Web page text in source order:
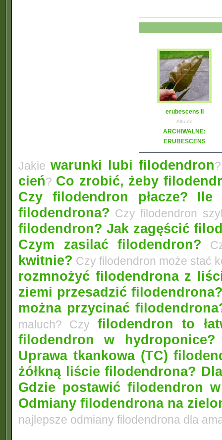
erubescens II
Album:
ARCHIWALNE:
ERUBESCENS
Jakie warunki lubi filodendron
cień? Co zrobić, żeby
Czy filodendron płacze?
Ile
filodendrona? Czy filodendron
filodendron? Jak zagęścić
Czym zasilać filodendron?
kwitnie? Czy filodendron może stać
rozmnożyć filodendrona z
ziemi przesadzić
można przycinać
maluch? Czy filodendron to
filodendron w hydroponice?
Uprawa tkankowa (TC)
żółkną liście filodendrona?
Gdzie postawić filodendron
Odmiany filodendrona na
najlepsze odmiany filodendrona dla